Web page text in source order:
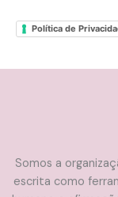
Política de
Somos a
escrita como